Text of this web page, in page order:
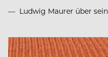
Ludwig Maurer über